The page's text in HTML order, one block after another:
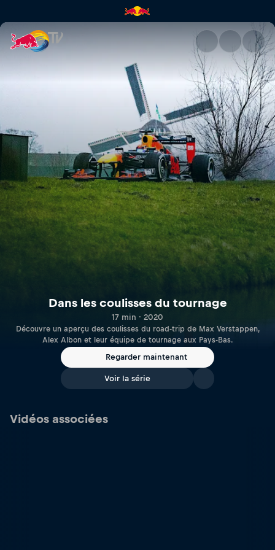
Dans les coulisses du
Dans les coulisses du tournage
17 min · 2020
Découvre un aperçu des coulisses du road-trip de Max Verstappen,
Alex Albon et leur équipe de tournage aux Pays-Bas.
Regarder maintenant
Voir la série
Vidéos associées